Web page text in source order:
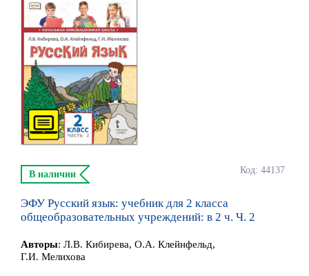
Код: 44137
В наличии
ЭФУ Русский язык: учебник для 2 класса
общеобразовательных учреждений: в 2 ч. Ч. 2
Авторы: Л.В. Кибирева, О.А. Клейнфельд,
Г.И. Мелихова